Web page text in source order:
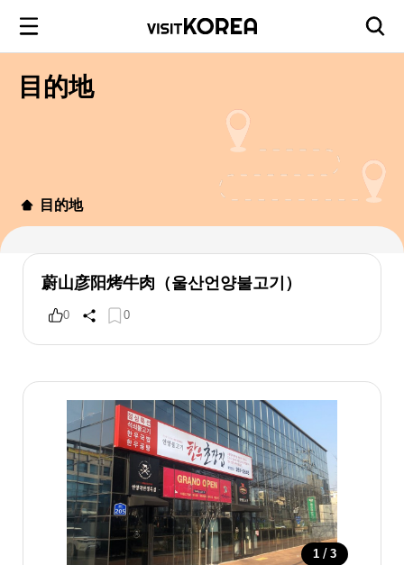
目的地
目的地
蔚山彦阳烤牛肉（울산언양불고기）
0 0
1 / 3